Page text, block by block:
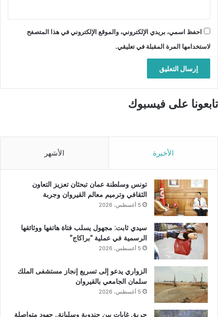
احفظ اسمي، بريدي الإلكتروني، والموقع الإلكتروني في هذا المتصفح
لاستخدامها المرة المقبلة في تعليقي.
تابعونا على فيسبوك
الأخيرة الأشهر
تونس وسلطنة عمان تبحثان تعزيز التعاون
الثقافي وترميم معالم القيروان وجربة
5 أغسطس، 2026
سيدي ثابت: مجهول يسلب فتاة هاتفها ووثائقها
الرسمية في عملية “براكاج”
5 أغسطس، 2026
الزواري يدعو إلى تسريع إنجاز مستشفى الملك
سلمان الجامعي بالقيروان
5 أغسطس، 2026
حريق غابات بين جندوبة وسليانة.. جهود متواصلة